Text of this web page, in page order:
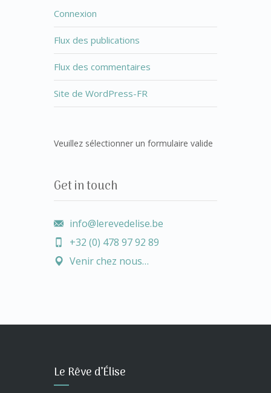
Connexion
Flux des publications
Flux des commentaires
Site de WordPress-FR
Veuillez sélectionner un formulaire valide
Get in touch
info@lerevedelise.be
+32 (0) 478 97 92 89
Venir chez nous…
Le Rêve d’Élise